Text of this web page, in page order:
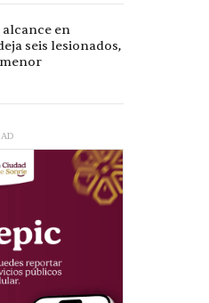
en
seis lesionados,